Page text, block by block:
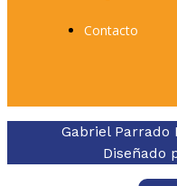
Contacto
Gabriel
Diseñado